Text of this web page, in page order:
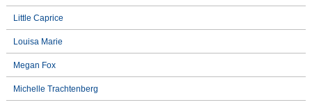
Little Caprice
Louisa Marie
Megan Fox
Michelle Trachtenberg